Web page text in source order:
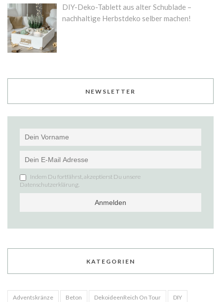
DIY-Deko-Tablett aus alter Schublade –
nachhaltige Herbstdeko selber machen!
NEWSLETTER
Indem Du fortfährst, akzeptierst Du unsere
Datenschutzerklärung.
KATEGORIEN
Adventskränze Beton DekoideenReich On Tour DIY